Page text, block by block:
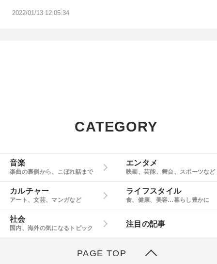
2022/01/13 12:05:34
CATEGORY
音楽
楽曲の裏側から、こぼれ話まで
エンタメ
映画、芸能、舞台、スポーツなど
カルチャー
アート、文芸、マンガなど
ライフスタイル
食、健康、美容…暮らし豊かに
社会
国内、海外の気になるトピック
注目の記事
PAGE TOP